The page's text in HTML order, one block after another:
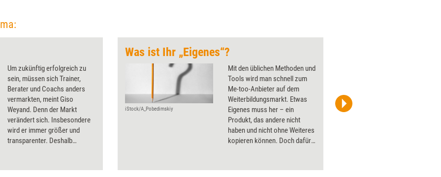
Um zukünftig erfolgreich zu
sein, müssen sich Trainer,
Berater und Coachs anders
vermarkten, meint Giso
Weyand. Denn der Markt
verändert sich. Insbesondere
wird er immer größer und
transparenter. Deshalb
Premium-Marke. Wie das
Was ist Ihr „Eigenes“?
iStock/A_Pobedimskiy
Mit den üblichen Methoden und
Tools wird man schnell zum
Me-too-Anbieter auf dem
Weiterbildungsmarkt. Etwas
Eigenes muss her – ein
Produkt, das andere nicht
haben und nicht ohne Weiteres
kopieren können. Doch dafür
Energie.
iStock/borzaya